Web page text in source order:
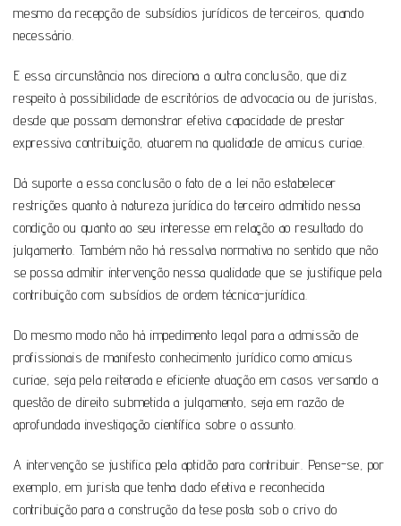
mesmo da recepção de subsídios jurídicos de terceiros, quando
necessário.
E essa circunstância nos direciona a outra conclusão, que diz
respeito à possibilidade de escritórios de advocacia ou de juristas,
desde que possam demonstrar efetiva capacidade de prestar
expressiva contribuição, atuarem na qualidade de amicus curiae.
Dá suporte a essa conclusão o fato de a lei não estabelecer
restrições quanto à natureza jurídica do terceiro admitido nessa
condição ou quanto ao seu interesse em relação ao resultado do
julgamento. Também não há ressalva normativa no sentido que não
se possa admitir intervenção nessa qualidade que se justifique pela
contribuição com subsídios de ordem técnica-jurídica.
Do mesmo modo não há impedimento legal para a admissão de
profissionais de manifesto conhecimento jurídico como amicus
curiae, seja pela reiterada e eficiente atuação em casos versando a
questão de direito submetida a julgamento, seja em razão de
aprofundada investigação científica sobre o assunto.
A intervenção se justifica pela aptidão para contribuir. Pense-se, por
exemplo, em jurista que tenha dado efetiva e reconhecida
contribuição para a construção da tese posta sob o crivo do